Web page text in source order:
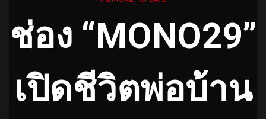
ช่อง “MONO29”
เปิดชีวิตพ่อบ้าน